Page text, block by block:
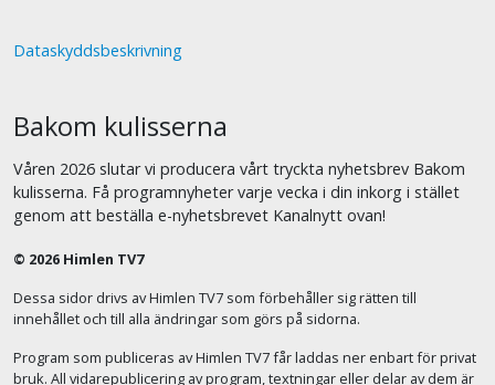
Dataskyddsbeskrivning
Bakom kulisserna
Våren 2026 slutar vi producera vårt tryckta nyhetsbrev Bakom
kulisserna. Få programnyheter varje vecka i din inkorg i stället
genom att beställa e-nyhetsbrevet Kanalnytt ovan!
© 2026 Himlen TV7
Dessa sidor drivs av Himlen TV7 som förbehåller sig rätten till
innehållet och till alla ändringar som görs på sidorna.
Program som publiceras av Himlen TV7 får laddas ner enbart för privat
bruk. All vidarepublicering av program, textningar eller delar av dem är